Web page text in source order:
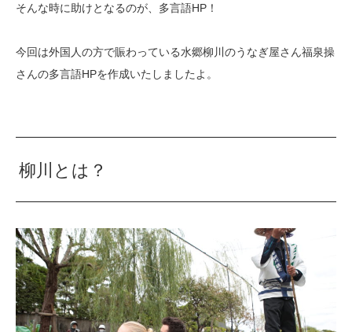
そんな時に助けとなるのが、多言語HP！
今回は外国人の方で賑わっている水郷柳川のうなぎ屋さん福泉操
さんの多言語HPを作成いたしましたよ。
柳川とは？